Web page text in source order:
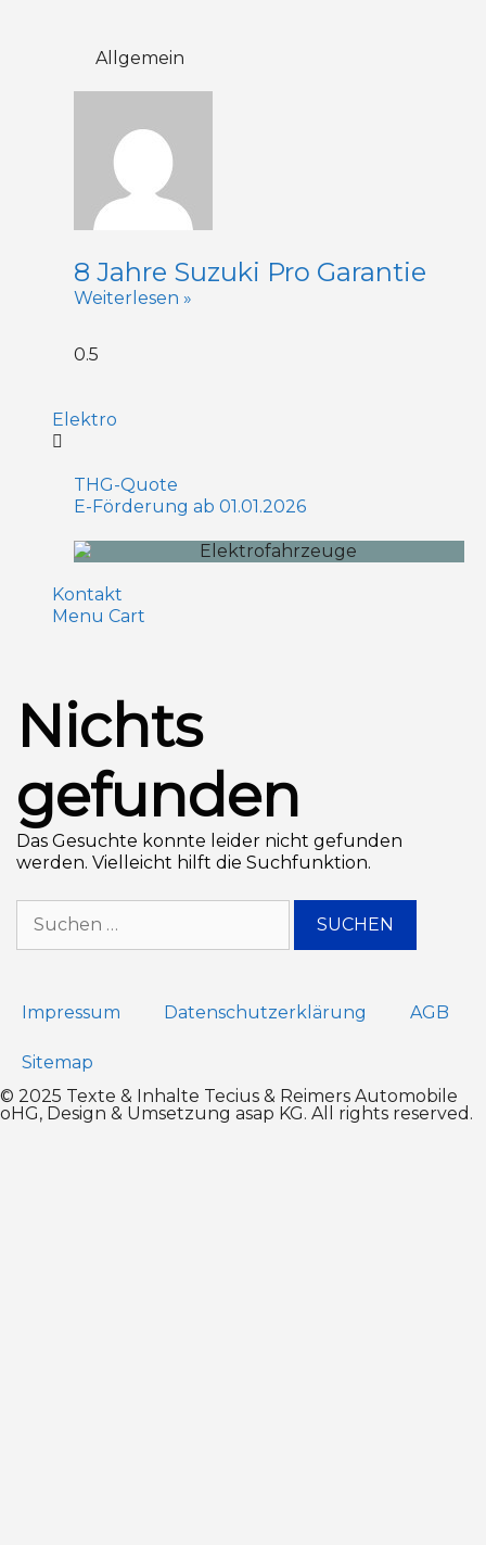
Allgemein
8 Jahre Suzuki Pro Garantie
Weiterlesen »
Elektro
THG-Quote
E-Förderung ab 01.01.2026
Kontakt
Menu Cart
Nichts
gefunden
Das Gesuchte konnte leider nicht gefunden
werden. Vielleicht hilft die Suchfunktion.
Impressum Datenschutz­erklärung AGB
Sitemap
© 2025 Texte & Inhalte Tecius & Reimers Automobile
oHG, Design & Umsetzung asap KG. All rights reserved.